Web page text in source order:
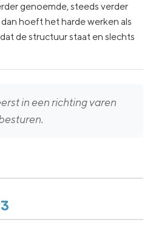
genoemde, steeds verder
hoeft het harde werken als
de structuur staat en slechts
in een richting varen